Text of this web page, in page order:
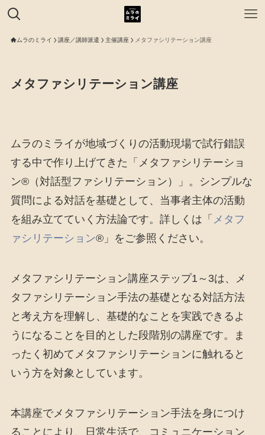
ムラのミライ 講座／講師派遣 主催講座 メタファシリテーション講座
メタファシリテーション講座
ムラのミライが地域づくりの活動現場で試行錯誤
する中で作り上げてきた「メタファシリテーショ
ン®（対話型ファシリテーション）」。シンプルな
質問による対話を基礎として、当事者主体の活動
を組み立てていく方法論です。詳しくは「 メタフ
ァシリテーション®」をご参照ください。
メタファシリテーション講座ステップ1～3は、メ
タファシリテーション手法の基礎となる対話方法
と考え方を理解し、基礎的なことを実践できるよ
うになることを目的とした段階別の講座です。ま
ったく初めてメタファシリテーションに触れると
いう方を対象としています。
本講座でメタファシリテーション手法を身につけ
ることにより、日常生活で、コミュニケーション